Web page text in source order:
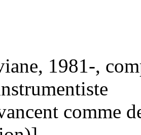
1981-,
comme